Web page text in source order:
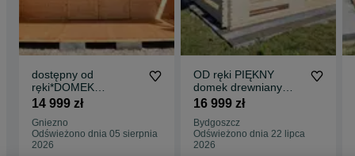
dostępny od
ręki*DOMEK
letniskowy drewniany
mm*5mx4m*20 m2
14 999 zł
Gniezno
Odświeżono dnia 05 sierpnia
2026
OD ręki PIĘKNY
domek drewniany
LETNISKOWY z
al 34 mm
16 999 zł
Bydgoszcz
Odświeżono dnia 22 lipca
2026